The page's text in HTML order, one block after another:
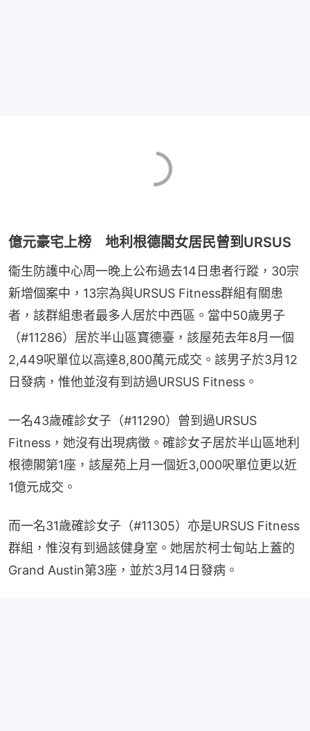
億元豪宅上榜 地利根德閣女居民曾到URSUS
衞生防護中心周一晚上公布過去14日患者行蹤，30宗
新增個案中，13宗為與URSUS Fitness群組有關患
者，該群組患者最多人居於中西區。當中50歲男子
（#11286）居於半山區寶德臺，該屋苑去年8月一個
2,449呎單位以高達8,800萬元成交。該男子於3月12
日發病，惟他並沒有到訪過URSUS Fitness。
一名43歲確診女子（#11290）曾到過URSUS
Fitness，她沒有出現病徵。確診女子居於半山區地利
根德閣第1座，該屋苑上月一個近3,000呎單位更以近
1億元成交。
而一名31歲確診女子（#11305）亦是URSUS Fitness
群組，惟沒有到過該健身室。她居於柯士甸站上蓋的
Grand Austin第3座，並於3月14日發病。